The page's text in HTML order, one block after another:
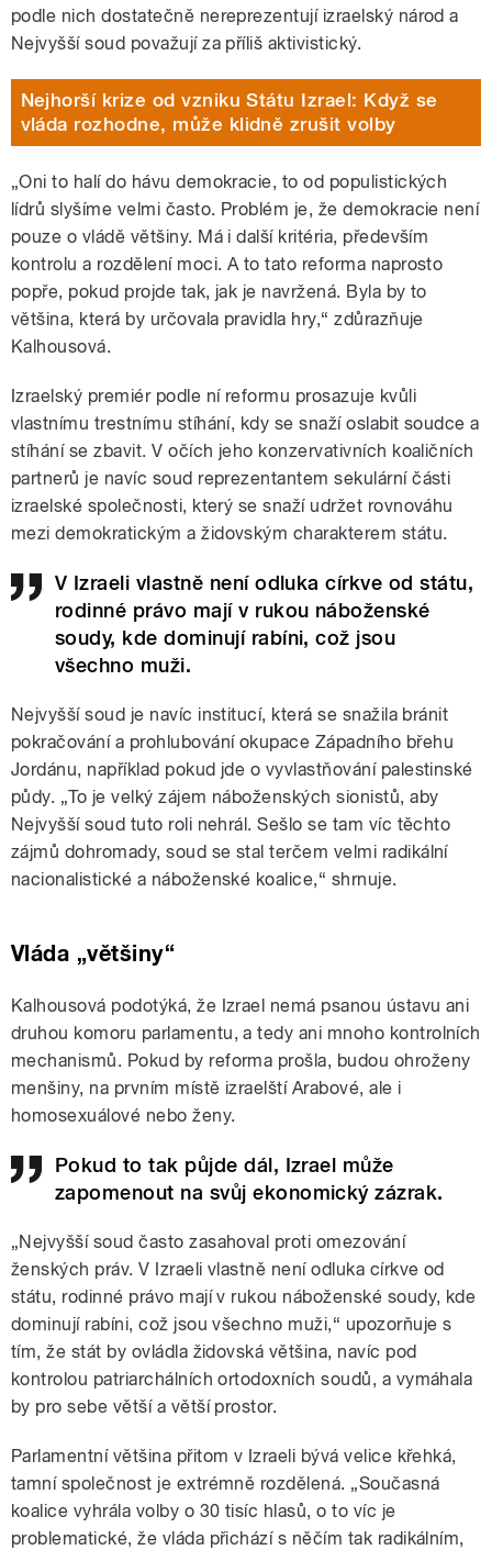
podle nich dostatečně nereprezentují izraelský národ a
Nejvyšší soud považují za příliš aktivistický.
Nejhorší krize od vzniku Státu Izrael: Když se
vláda rozhodne, může klidně zrušit volby
„Oni to halí do hávu demokracie, to od populistických
lídrů slyšíme velmi často. Problém je, že demokracie není
pouze o vládě většiny. Má i další kritéria, především
kontrolu a rozdělení moci. A to tato reforma naprosto
popře, pokud projde tak, jak je navržená. Byla by to
většina, která by určovala pravidla hry,“ zdůrazňuje
Kalhousová.
Izraelský premiér podle ní reformu prosazuje kvůli
vlastnímu trestnímu stíhání, kdy se snaží oslabit soudce a
stíhání se zbavit. V očích jeho konzervativních koaličních
partnerů je navíc soud reprezentantem sekulární části
izraelské společnosti, který se snaží udržet rovnováhu
mezi demokratickým a židovským charakterem státu.
V Izraeli vlastně není odluka církve od státu,
rodinné právo mají v rukou náboženské
soudy, kde dominují rabíni, což jsou
všechno muži.
Nejvyšší soud je navíc institucí, která se snažila bránit
pokračování a prohlubování okupace Západního břehu
Jordánu, například pokud jde o vyvlastňování palestinské
půdy. „To je velký zájem náboženských sionistů, aby
Nejvyšší soud tuto roli nehrál. Sešlo se tam víc těchto
zájmů dohromady, soud se stal terčem velmi radikální
nacionalistické a náboženské koalice,“ shrnuje.
Vláda „většiny“
Kalhousová podotýká, že Izrael nemá psanou ústavu ani
druhou komoru parlamentu, a tedy ani mnoho kontrolních
mechanismů. Pokud by reforma prošla, budou ohroženy
menšiny, na prvním místě izraelští Arabové, ale i
homosexuálové nebo ženy.
Pokud to tak půjde dál, Izrael může
zapomenout na svůj ekonomický zázrak.
„Nejvyšší soud často zasahoval proti omezování
ženských práv. V Izraeli vlastně není odluka církve od
státu, rodinné právo mají v rukou náboženské soudy, kde
dominují rabíni, což jsou všechno muži,“ upozorňuje s
tím, že stát by ovládla židovská většina, navíc pod
kontrolou patriarchálních ortodoxních soudů, a vymáhala
by pro sebe větší a větší prostor.
Parlamentní většina přitom v Izraeli bývá velice křehká,
tamní společnost je extrémně rozdělená. „Současná
koalice vyhrála volby o 30 tisíc hlasů, o to víc je
problematické, že vláda přichází s něčím tak radikálním,